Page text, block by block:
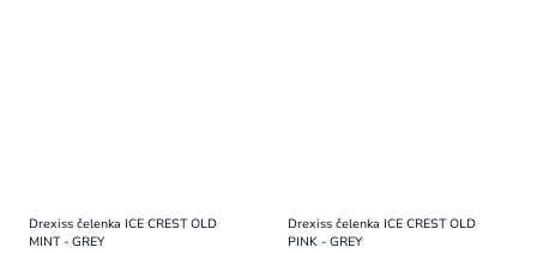
Drexiss čelenka ICE CREST OLD
MINT - GREY
Drexiss čelenka ICE CREST OLD
PINK - GREY